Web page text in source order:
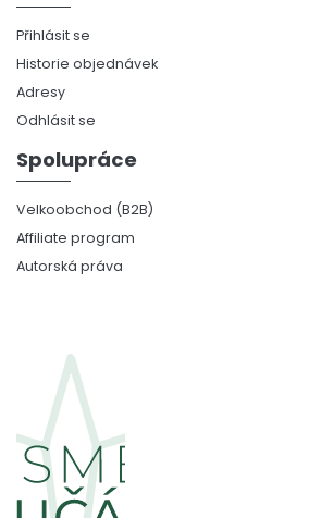
Přihlásit se
Historie objednávek
Adresy
Odhlásit se
Spolupráce
Velkoobchod (B2B)
Affiliate program
Autorská práva